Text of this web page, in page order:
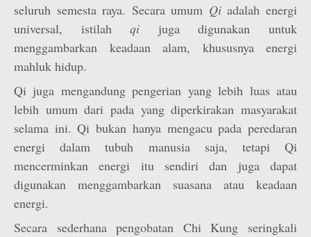
seluruh semesta raya. Secara umum Qiadalah energi
universal, istilahqi juga digunakan untuk
menggambarkan keadaan alam, khususnya energi
mahluk hidup.
Qi juga mengandung pengerian yang lebih luas atau
lebih umum dari pada yang diperkirakan masyarakat
selama ini. Qi bukan hanya mengacu pada peredaran
energi dalam tubuh manusia saja, tetapi Qi
mencerminkan energi itu sendiri dan juga dapat
digunakan menggambarkan suasana atau keadaan
energi.
Secara sederhana pengobatan Chi Kung seringkali